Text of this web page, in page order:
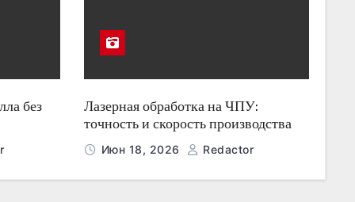
без
Лазерная обработка на ЧПУ:
точность и скорость производства
Июн 18, 2026 Redactor